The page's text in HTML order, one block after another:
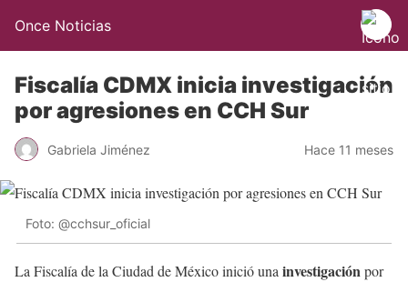
Once Noticias
Fiscalía CDMX inicia investigación
por agresiones en CCH Sur
Gabriela Jiménez Hace 11 meses
Foto: @cchsur_oficial
La Fiscalía de la Ciudad de México inició una investigaciónpor